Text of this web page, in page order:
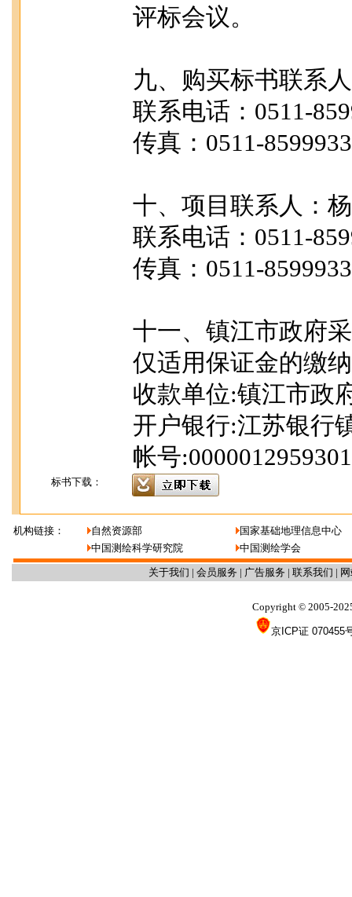
评标会议。
九、购买标书联系
联系电话：0511-
传真：0511-
十、项目联系人：
联系电话：0511-
传真：0511-
十一、镇江市政府
仅适用保证金的缴
收款单位:镇江市政
开户银行:江苏银行
帐号
标书下载：
机构链接： 自然资源部
国家基础地理信息中心
中国测绘科学研究院
中国测绘学会
关于我们 | 会员服务 | 广告服务 | 联系我们 |
Copyright © 2005-
京ICP证 070455